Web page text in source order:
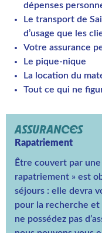
dépenses
Le transport de
d’usage que les
Votre assurance
Le pique-nique
La location du
Tout ce qui ne
ASSURANCES
Rapatriement
Être couvert par
rapatriement » est
séjours : elle devra
pour la recherche et
ne possédez pas